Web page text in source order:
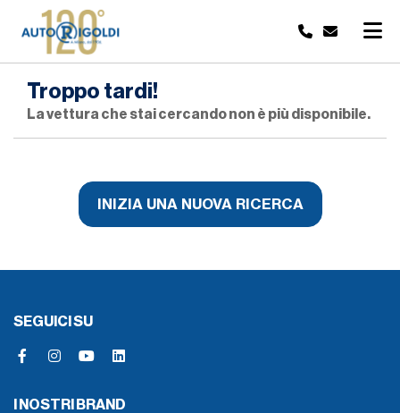
Troppo tardi!
La vettura che stai cercando non è più disponibile.
INIZIA UNA NUOVA RICERCA
SEGUICI SU
I NOSTRI BRAND